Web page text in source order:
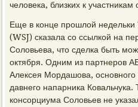
человека, близких к участникам
Еще в конце прошлой
(WSJ) сказала со ссылкой на
Соловьева, что сделка быть
октября. Одним из партнеров
Алексея Мордашова, основного
давнего напарника Ковальчука.
консорциума Соловьев не